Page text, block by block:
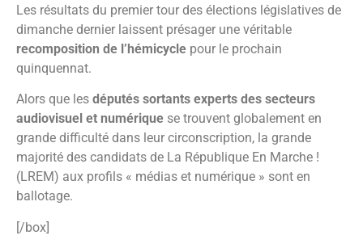
Les résultats du premier tour des élections législatives de
dimanche dernier laissent présager une véritable
recomposition de l’hémicycle pour le prochain
quinquennat.
Alors que les députés sortants experts des secteurs
audiovisuel et numérique se trouvent globalement en
grande difficulté dans leur circonscription, la grande
majorité des candidats de La République En Marche !
(LREM) aux profils « médias et numérique » sont en
ballotage.
[/box]